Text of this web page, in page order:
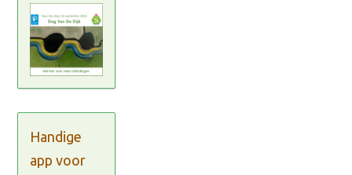
Handige
app voor